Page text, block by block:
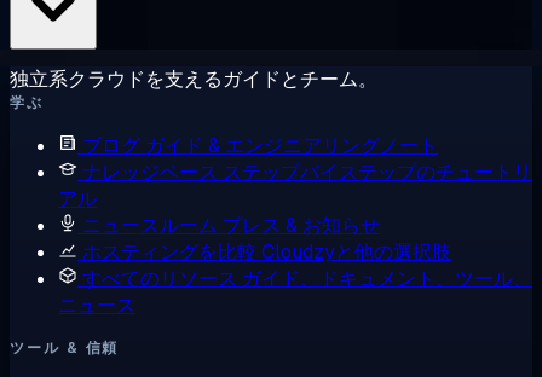
独立系クラウドを支えるガイドとチーム。
学ぶ
ブログ ガイド & エンジニアリングノート
ナレッジベース ステップバイステップのチュートリ
アル
ニュースルーム プレス & お知らせ
ホスティングを比較 Cloudzyと他の選択肢
すべてのリソース ガイド、ドキュメント、ツール、
ニュース
ツール & 信頼